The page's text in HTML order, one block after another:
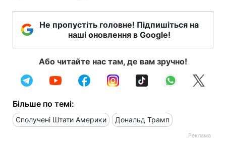
Не пропустіть головне! Підпишіться на
наші оновлення в Google!
Або читайте нас там, де вам зручно!
Більше по темі:
Сполучені Штати Америки Дональд Трамп